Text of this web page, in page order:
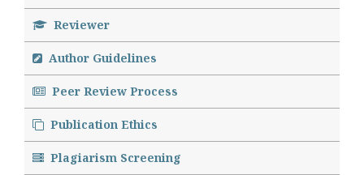
Reviewer
Author Guidelines
Peer Review Process
Publication Ethics
Plagiarism Screening